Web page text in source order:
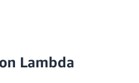
Lambda